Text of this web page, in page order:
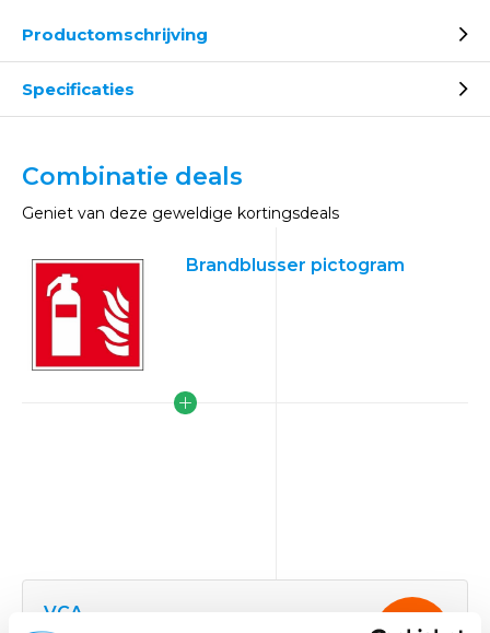
Productomschrijving
Specificaties
Combinatie deals
Geniet van deze geweldige kortingsdeals
Brandblusser pictogram
VCA